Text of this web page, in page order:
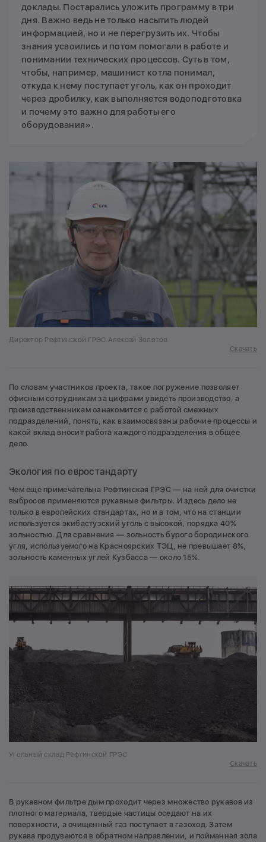
доклады. Постарались уложить программу в три
дня. Важно ведь не только насытить людей
информацией, но и не перегрузить их. Чтобы
знания усвоились и потом помогали в работе и
понимании технических процессов. Cуть в том,
чтобы, например, машинист котла понимал,
откуда к нему поступает уголь, как он проходит
через дробилку, как выполняется водоподготовка
и почему это важно для работы его
оборудования».
Директор Рефтинской ГРЭС Алексей Золотов
Скачать
По словам участников проекта, такое погружение позволяет
офисным сотрудникам за цифрами увидеть производство, а
производственникам ознакомится с работой смежных
подразделений, понять, как взаимосвязаны рабочие процессы и
какой вклад вносит работа каждого подразделения в общее
дело.
Экология по евростандарту
Чем еще примечательна Рефтинская ГРЭС — на ней для очистки
выбросов применяются рукавные фильтры. И здесь дело не
только в европейских стандартах, но и в том, что на станции
используется экибастузский уголь с высокой, порядка 40%
зольностью. Для сравнения — зольность бурого бородинского
угля, используемого на Красноярских ТЭЦ, не превышает 8%,
зольность каменных углей Кузбасса — около 15%.
Угольный склад Рефтинской ГРЭС
Скачать
В рукавном фильтре дым проходит через множество рукавов из
плотного материала, твердые частицы оседают на их
поверхности, а очищенный газ поступает в газоход. Затем
рукава продуваются в обратном направлении, и пойманная зола